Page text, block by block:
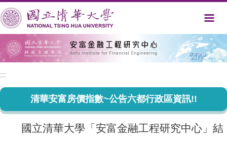
跳
到
主
要
內
容
:::
清華安富房價指數~公告六都行政區資訊!!
國立清華大學「安富金融工程研究中心」結